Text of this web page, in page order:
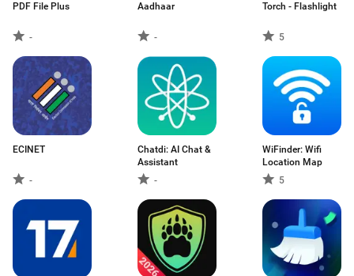
PDF File Plus
-
Aadhaar
-
Torch - Flashlight
5
ECINET
-
Chatdi: AI Chat &
Assistant
-
WiFinder: Wifi
Location Map
5